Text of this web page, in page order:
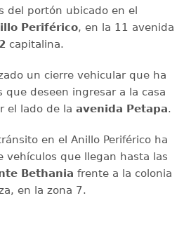
del portón ubicado en el
Periférico, en la 11 avenida
capitalina.
un cierre vehicular que ha
que deseen ingresar a la casa
el lado de la avenida Petapa.
en el Anillo Periférico ha
vehículos que llegan hasta las
Bethania frente a la colonia
en la zona 7.